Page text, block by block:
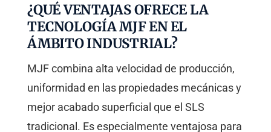
¿QUÉ VENTAJAS OFRECE LA
TECNOLOGÍA MJF EN EL
ÁMBITO INDUSTRIAL?
MJF combina alta velocidad de producción,
uniformidad en las propiedades mecánicas y
mejor acabado superficial que el SLS
tradicional. Es especialmente ventajosa para